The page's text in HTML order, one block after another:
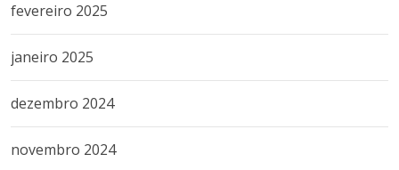
fevereiro 2025
janeiro 2025
dezembro 2024
novembro 2024